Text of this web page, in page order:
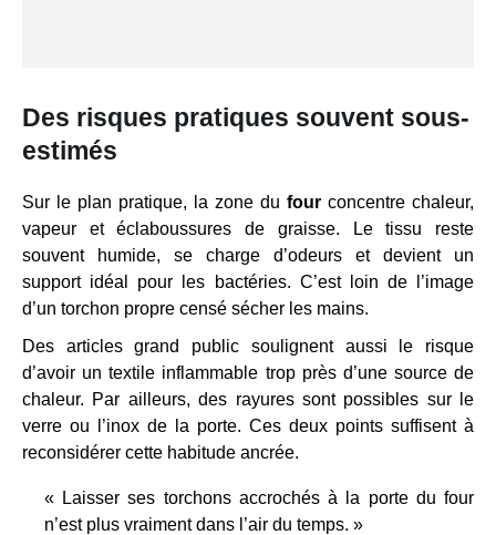
Des risques pratiques souvent sous-
estimés
Sur le plan pratique, la zone du four concentre chaleur,
vapeur et éclaboussures de graisse. Le tissu reste
souvent humide, se charge d’odeurs et devient un
support idéal pour les bactéries. C’est loin de l’image
d’un torchon propre censé sécher les mains.
Des articles grand public soulignent aussi le risque
d’avoir un textile inflammable trop près d’une source de
chaleur. Par ailleurs, des rayures sont possibles sur le
verre ou l’inox de la porte. Ces deux points suffisent à
reconsidérer cette habitude ancrée.
« Laisser ses torchons accrochés à la porte du four
n’est plus vraiment dans l’air du temps. »